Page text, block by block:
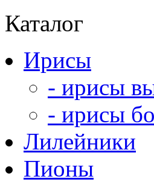
Каталог
Ирисы
- ирисы
- ирисы
Лилейники
Пионы